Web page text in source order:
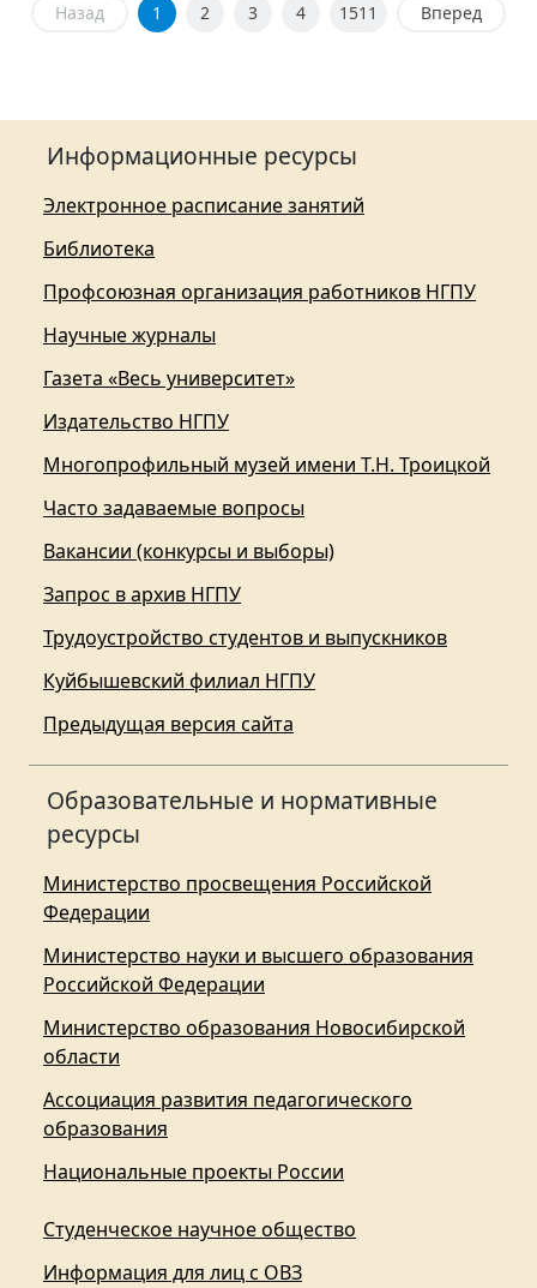
Назад 1 2 3 4 1511 Вперед
Информационные ресурсы
Электронное расписание занятий
Библиотека
Профсоюзная организация работников НГПУ
Научные журналы
Газета «Весь университет»
Издательство НГПУ
Многопрофильный музей имени Т.Н. Троицкой
Часто задаваемые вопросы
Вакансии (конкурсы и выборы)
Запрос в архив НГПУ
Трудоустройство студентов и выпускников
Куйбышевский филиал НГПУ
Предыдущая версия сайта
Образовательные и нормативные
ресурсы
Министерство просвещения Российской
Федерации
Министерство науки и высшего образования
Российской Федерации
Министерство образования Новосибирской
области
Ассоциация развития педагогического
образования
Национальные проекты России
Студенческое научное общество
Информация для лиц с ОВЗ